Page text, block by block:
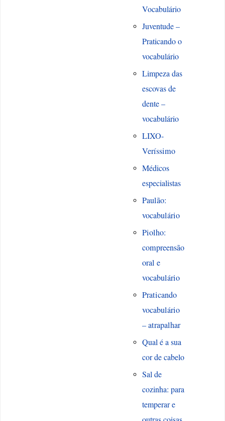
Vocabulário
Juventude –
Praticando o
vocabulário
Limpeza das
escovas de
dente –
vocabulário
LIXO-
Veríssimo
Médicos
especialistas
Paulão:
vocabulário
Piolho:
compreensão
oral e
vocabulário
Praticando
vocabulário
– atrapalhar
Qual é a sua
cor de cabelo
Sal de
cozinha: para
temperar e